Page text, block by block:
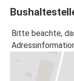
Bitte beachte,